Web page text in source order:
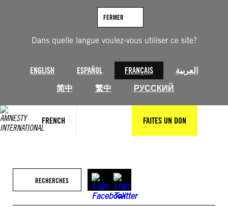
Dans quelle langue voulez-vous utiliser ce site?
ENGLISH ESPAÑOL FRANÇAIS
العربية
简中
繁中 РУССКИЙ
FERMER
FRENCH FAITES UN DON
RECHERCHES